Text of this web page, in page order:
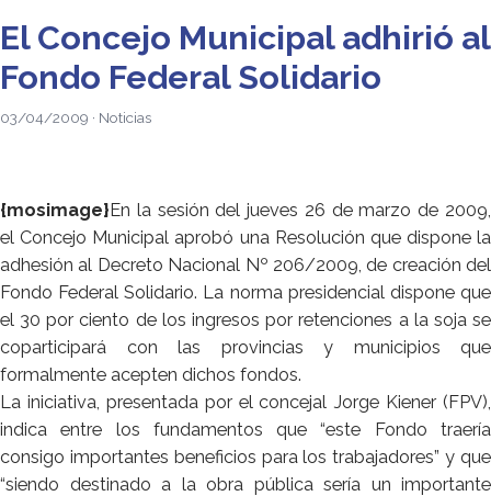
El Concejo Municipal adhirió al
Fondo Federal Solidario
03/04/2009 · Noticias
{mosimage}En la sesión del jueves 26 de marzo de 2009,
el Concejo Municipal aprobó una Resolución que dispone la
adhesión al Decreto Nacional Nº 206/2009, de creación del
Fondo Federal Solidario. La norma presidencial dispone que
el 30 por ciento de los ingresos por retenciones a la soja se
coparticipará con las provincias y municipios que
formalmente acepten dichos fondos.
La iniciativa, presentada por el concejal Jorge Kiener (FPV),
indica entre los fundamentos que “este Fondo traería
consigo importantes beneficios para los trabajadores” y que
“siendo destinado a la obra pública sería un importante